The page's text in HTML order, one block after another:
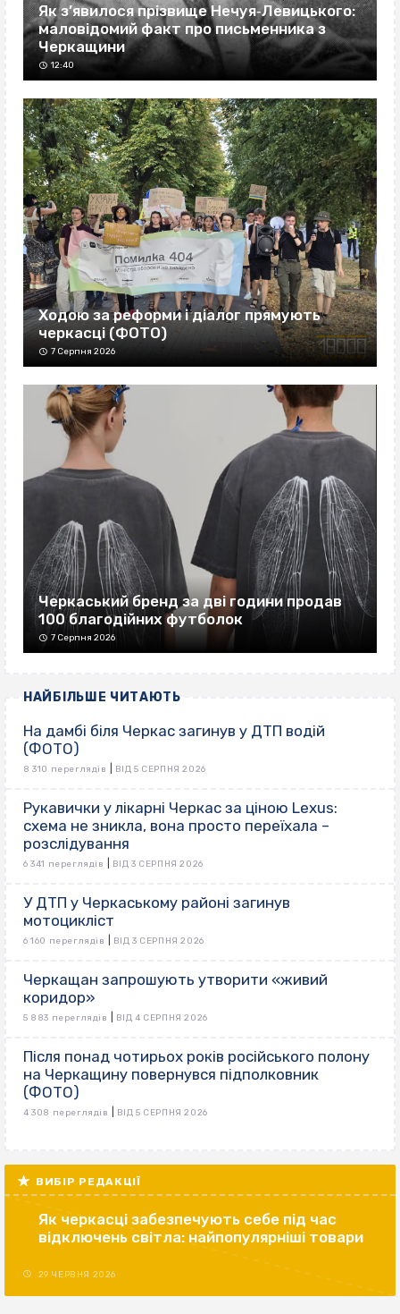
Як з’явилося прізвище Нечуя‐Левицького:
маловідомий факт про письменника з
Черкащини
12:40
Ходою за реформи і діалог прямують
черкасці (ФОТО)
7 Серпня 2026
Черкаський бренд за дві години продав
100 благодійних футболок
7 Серпня 2026
НАЙБІЛЬШЕ ЧИТАЮТЬ
На дамбі біля Черкас загинув у ДТП водій
(ФОТО)
8 310 переглядів ВІД 5 СЕРПНЯ 2026
Рукавички у лікарні Черкас за ціною Lexus:
схема не зникла, вона просто переїхала –
розслідування
6 341 переглядів ВІД 3 СЕРПНЯ 2026
У ДТП у Черкаському районі загинув
мотоцикліст
6 160 переглядів ВІД 3 СЕРПНЯ 2026
Черкащан запрошують утворити «живий
коридор»
5 883 переглядів ВІД 4 СЕРПНЯ 2026
Після понад чотирьох років російського полону
на Черкащину повернувся підполковник
(ФОТО)
4 308 переглядів ВІД 5 СЕРПНЯ 2026
ВИБІР РЕДАКЦІЇ
Як черкасці забезпечують себе під час
відключень світла: найпопулярніші товари
29 ЧЕРВНЯ 2026